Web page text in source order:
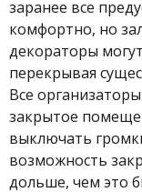
заранее все
комфортно, но
декораторы
перекрывая
Все
закрытое
выключать
возможность
дольше, чем это